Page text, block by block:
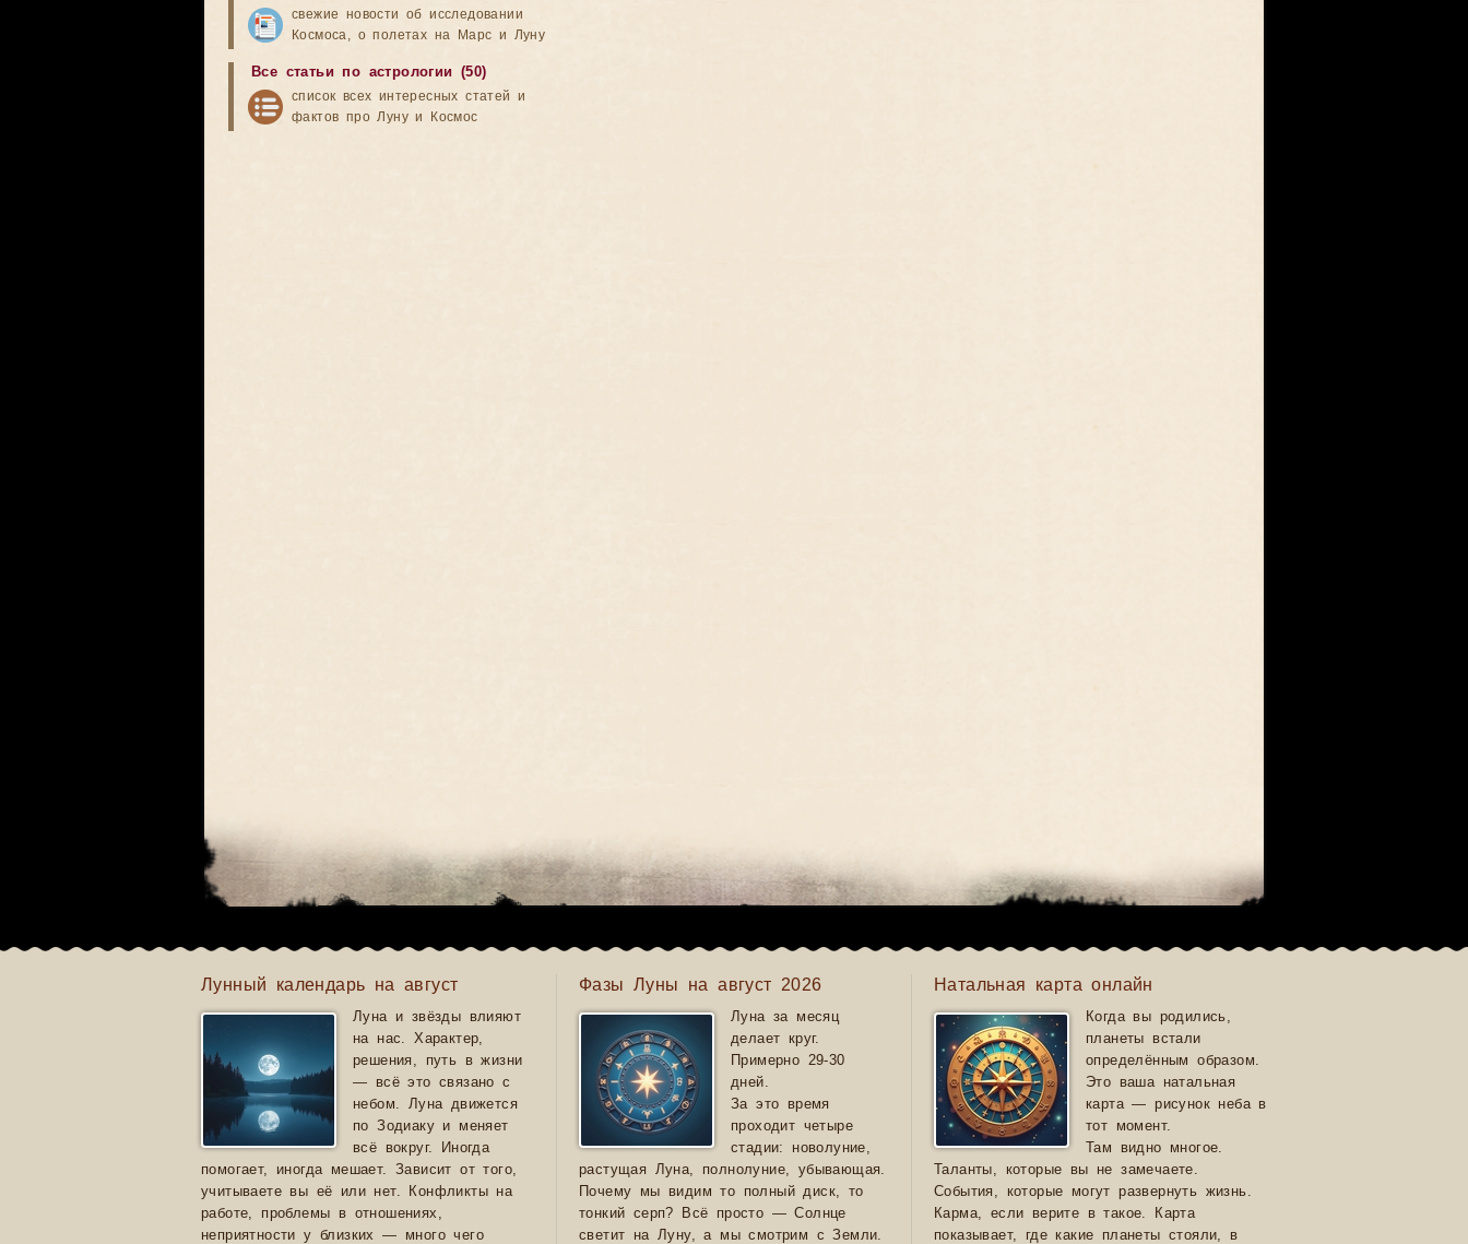
свежие новости об исследовании
Космоса, о полетах на Марс и Луну
Все статьи по астрологии (50)
список всех интересных статей и
фактов про Луну и Космос
Лунный календарь на август
Луна и звёзды влияют
на нас. Характер,
решения, путь в жизни
— всё это связано с
небом. Луна движется
по Зодиаку и меняет
всё вокруг. Иногда
помогает, иногда мешает. Зависит от того,
учитываете вы её или нет. Конфликты на
работе, проблемы в отношениях,
неприятности у близких — много чего
Фазы Луны на август 2026
Луна за месяц
делает круг.
Примерно 29-30
дней.
За это время
проходит четыре
стадии: новолуние,
растущая Луна, полнолуние, убывающая.
Почему мы видим то полный диск, то
тонкий серп? Всё просто — Солнце
светит на Луну, а мы смотрим с Земли.
Натальная карта онлайн
Когда вы родились,
планеты встали
определённым образом.
Это ваша натальная
карта — рисунок неба в
тот момент.
Там видно многое.
Таланты, которые вы не замечаете.
События, которые могут развернуть жизнь.
Карма, если верите в такое. Карта
показывает, где какие планеты стояли, в